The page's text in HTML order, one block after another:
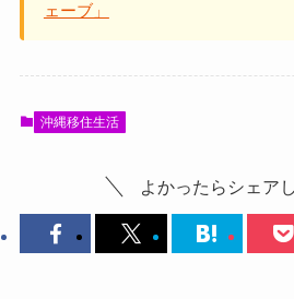
ェーブ」
沖縄移住生活
よかったらシェア